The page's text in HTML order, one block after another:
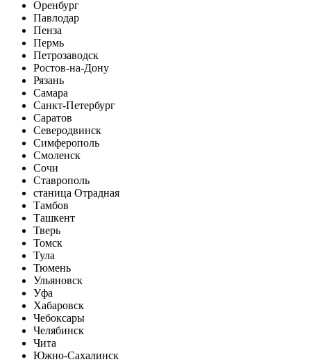
Оренбург
Павлодар
Пенза
Пермь
Петрозаводск
Ростов-на-Дону
Рязань
Самара
Санкт-Петербург
Саратов
Северодвинск
Симферополь
Смоленск
Сочи
Ставрополь
станица Отрадная
Тамбов
Ташкент
Тверь
Томск
Тула
Тюмень
Ульяновск
Уфа
Хабаровск
Чебоксары
Челябинск
Чита
Южно-Сахалинск